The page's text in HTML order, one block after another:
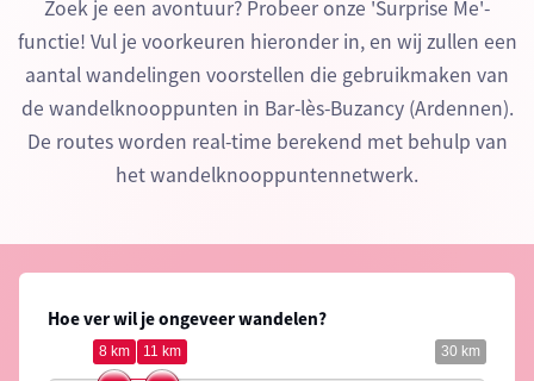
Zoek je een avontuur? Probeer onze 'Surprise Me'-
functie! Vul je voorkeuren hieronder in, en wij zullen een
aantal wandelingen voorstellen die gebruikmaken van
de wandelknooppunten in Bar-lès-Buzancy (Ardennen).
De routes worden real-time berekend met behulp van
het wandelknooppuntennetwerk.
Hoe ver wil je ongeveer wandelen?
30 km
8 km 11 km